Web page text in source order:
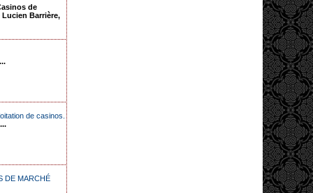
de
Barrière,
de casinos.
DE MARCHÉ